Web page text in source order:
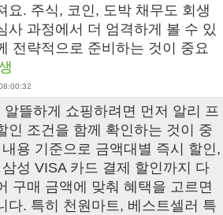
요. 주식, 코인, 도박 채무도 회생
사 과정에서 더 엄격하게 볼 수 있
전략적으로 준비하는 것이 중요
뜰하게 쇼핑하려면 먼저 알리 프
인 조건을 함께 확인하는 것이 중
용 기준으로 금액대별 즉시 할인,
성 VISA 카드 결제 할인까지 다
구매 금액에 맞춰 혜택을 고르면
다. 특히 천원마트, 베스트셀러 특